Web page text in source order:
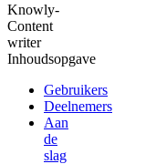
Knowly-
Content
writer
Inhoudsopgave
Gebruikers
Deelnemers
Aan
de
slag